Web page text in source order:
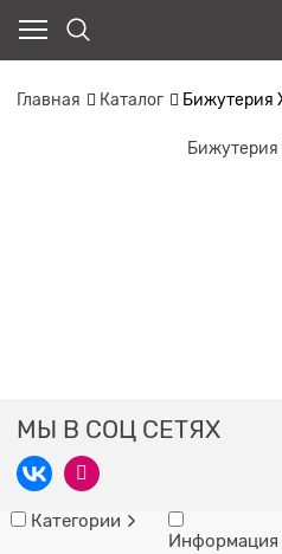
Главная Каталог Бижутерия
Бижутерия
МЫ В СОЦ СЕТЯХ
Категории
Информация